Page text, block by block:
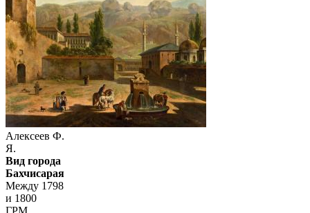
Алексеев Ф.
Я.
Вид города
Бахчисарая
Между 1798
и 1800